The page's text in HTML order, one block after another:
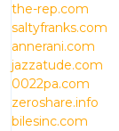
the-rep.com
saltyfranks.com
annerani.com
jazzatude.com
0022pa.com
zeroshare.info
bilesinc.com